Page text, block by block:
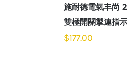
施耐德電氣丰尚
雙極開關掣連指
$177.00